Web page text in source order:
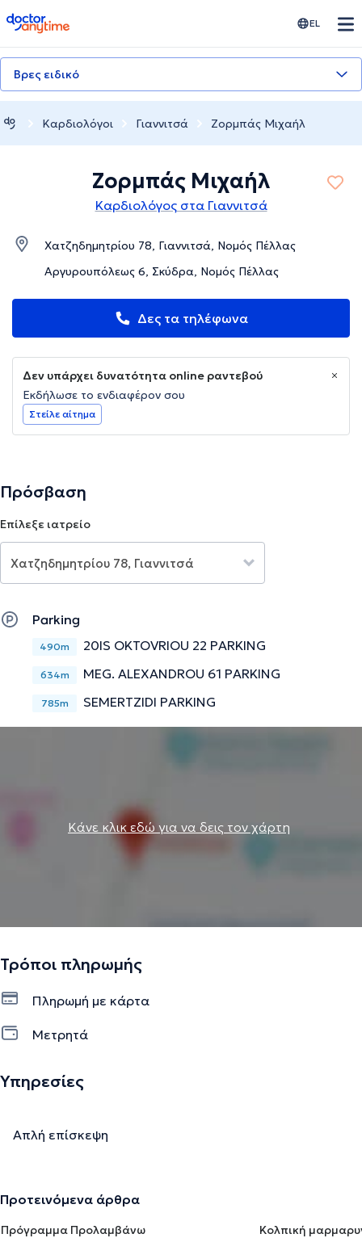
doctoranytime EL
Βρες ειδικό
Καρδιολόγοι Γιαννιτσά Ζορμπάς Μιχαήλ
Ζορμπάς Μιχαήλ
Καρδιολόγος στα Γιαννιτσά
Χατζηδημητρίου 78, Γιαννιτσά, Νομός Πέλλας
Αργυρουπόλεως 6, Σκύδρα, Νομός Πέλλας
Δες τα τηλέφωνα
Δεν υπάρχει δυνατότητα online ραντεβού
Εκδήλωσε το ενδιαφέρον σου
Στείλε αίτημα
Πρόσβαση
Επίλεξε ιατρείο
Parking
490m 20IS OKTOVRIOU 22 PARKING
634m MEG. ALEXANDROU 61 PARKING
785m SEMERTZIDI PARKING
Κάνε κλικ εδώ για να δεις τον χάρτη
Τρόποι πληρωμής
Πληρωμή με κάρτα
Μετρητά
Υπηρεσίες
Απλή επίσκεψη
Προτεινόμενα άρθρα
Πρόγραμμα Προλαμβάνω
Κολπική